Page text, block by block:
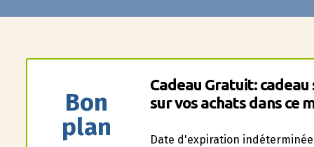
Bon
plan
Cadeau Gratuit:
sur vos achats dans ce
Date d'expiration